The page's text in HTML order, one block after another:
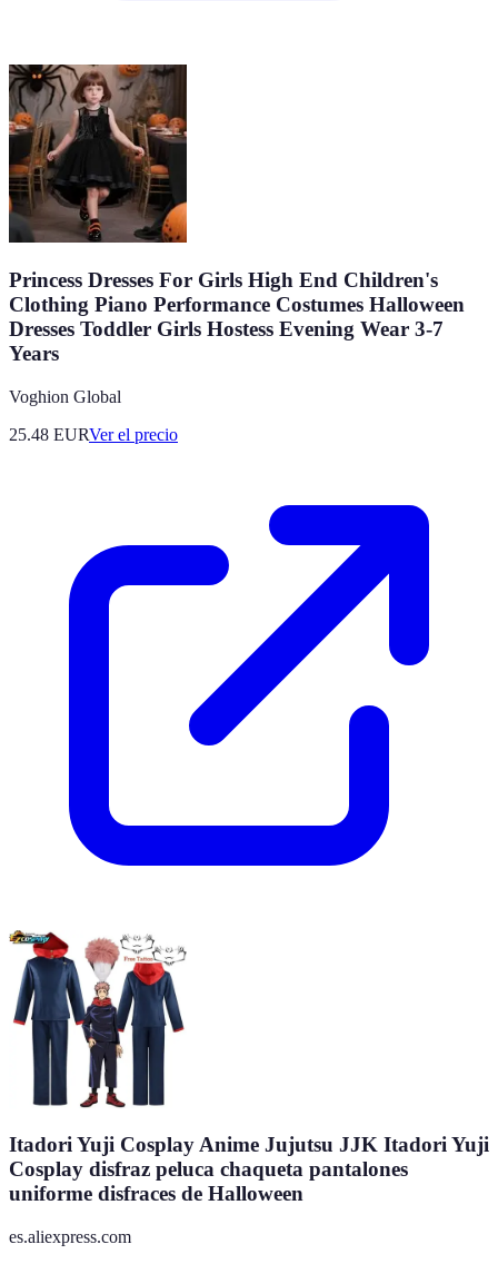
Princess Dresses For Girls High End Children's
Clothing Piano Performance Costumes Halloween
Dresses Toddler Girls Hostess Evening Wear 3-7
Years
Voghion Global
25.48 EURVer el precio
Itadori Yuji Cosplay Anime Jujutsu JJK Itadori Yuji
Cosplay disfraz peluca chaqueta pantalones
uniforme disfraces de Halloween
es.aliexpress.com